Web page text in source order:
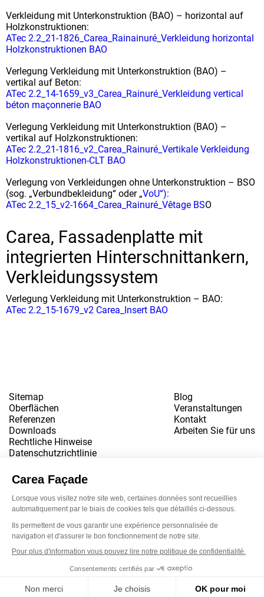
Verkleidung mit Unterkonstruktion (BAO) – horizontal auf
Holzkonstruktionen:
ATec 2.2_21-1826_Carea_Rainainuré_Verkleidung horizontal
Holzkonstruktionen BAO
Verlegung Verkleidung mit Unterkonstruktion (BAO) –
vertikal auf Beton:
ATec 2.2_14-1659_v3_Carea_Rainuré_Verkleidung vertical
béton maçonnerie BAO
Verlegung Verkleidung mit Unterkonstruktion (BAO) –
vertikal auf Holzkonstruktionen:
ATec 2.2_21-1816_v2_Carea_Rainuré_Vertikale Verkleidung
Holzkonstruktionen-CLT BAO
Verlegung von Verkleidungen ohne Unterkonstruktion – BSO
(sog. „Verbundbekleidung“ oder „VoU“):
ATec 2.2_15_v2-1664_Carea_Rainuré_Vêtage BSO
Carea, Fassadenplatte mit
integrierten Hinterschnittankern,
Verkleidungssystem
Verlegung Verkleidung mit Unterkonstruktion – BAO:
ATec 2.2_15-1679_v2 Carea_Insert BAO
Sitemap
Oberflächen
Referenzen
Downloads
Blog
Veranstaltungen
Kontakt
Arbeiten Sie für uns
Rechtliche Hinweise
Datenschutzrichtlinie
Entworfen und gestaltet von der Agentur customR
Newsletter
LinkedIn
Instagram
YouTube